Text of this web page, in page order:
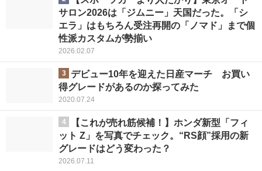
サロン2026は「ジムニー」天国だった。「シ
エラ」はもちろん受注再開の「ノマド」まで個
性派カスタムが勢揃い
2026.02.07
3
デビュー10年を迎えた日産マーチ お買い
得グレードがあるのか探ってみた
2020.07.24
4
【これが売れ筋候補！】ホンダ新型「フィ
ット Z」を写真でチェック。“RS顔”採用の新
グレードはどう変わった？
2026.07.11